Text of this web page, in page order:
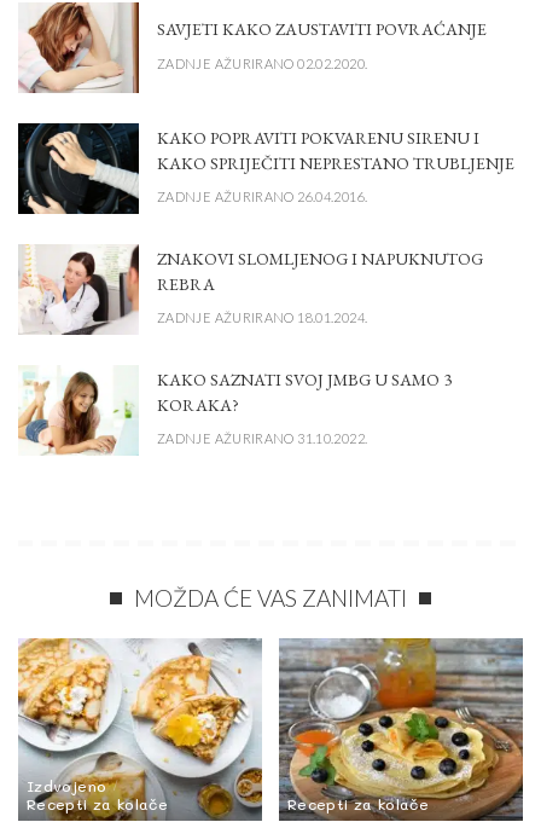
SAVJETI KAKO ZAUSTAVITI POVRAĆANJE
ZADNJE AŽURIRANO 02.02.2020.
KAKO POPRAVITI POKVARENU SIRENU I
KAKO SPRIJEČITI NEPRESTANO TRUBLJENJE
ZADNJE AŽURIRANO 26.04.2016.
ZNAKOVI SLOMLJENOG I NAPUKNUTOG
REBRA
ZADNJE AŽURIRANO 18.01.2024.
KAKO SAZNATI SVOJ JMBG U SAMO 3
KORAKA?
ZADNJE AŽURIRANO 31.10.2022.
MOŽDA ĆE VAS ZANIMATI
Izdvojeno
Recepti za kolače
Recepti za kolače